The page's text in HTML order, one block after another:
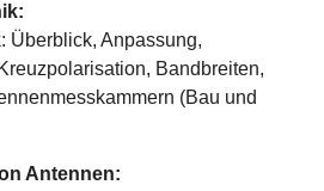
Überblick, Anpassung,
Bandbreiten,
(Bau und
Antennen: